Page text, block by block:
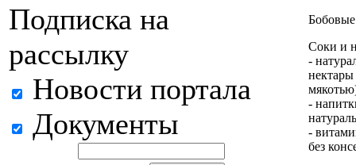
Подписка на
рассылку
Новости портала
Документы
Соки и
-
-
-
без